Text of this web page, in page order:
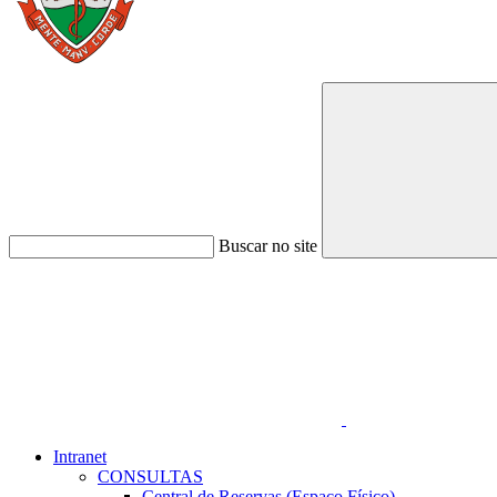
Buscar no site
Intranet
CONSULTAS